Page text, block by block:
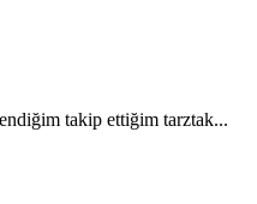
takip ettiğim tarztak...